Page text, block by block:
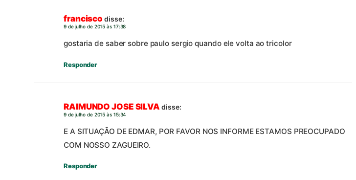
francisco disse:
9 de julho de 2015 às 17:38
gostaria de saber sobre paulo sergio quando ele volta ao tricolor
Responder
RAIMUNDO JOSE SILVA disse:
9 de julho de 2015 às 15:34
E A SITUAÇÃO DE EDMAR, POR FAVOR NOS INFORME ESTAMOS PREOCUPADO
COM NOSSO ZAGUEIRO.
Responder